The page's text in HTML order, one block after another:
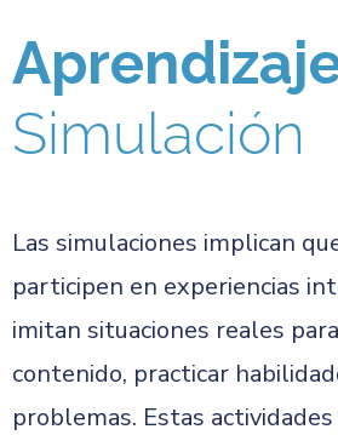
Simulación
Las simulaciones implican
participen en experiencias
imitan situaciones reales
contenido, practicar
problemas. Estas